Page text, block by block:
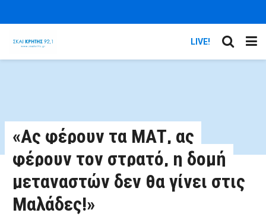
LIVE!
«Ας φέρουν τα ΜΑΤ, ας
φέρουν τον στρατό, η δομή
μεταναστών δεν θα γίνει στις
Μαλάδες!»